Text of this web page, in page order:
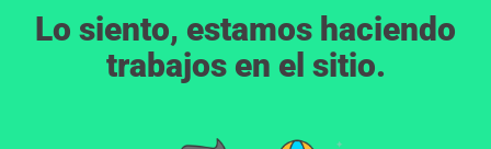
Lo siento, estamos haciendo
trabajos en el sitio.